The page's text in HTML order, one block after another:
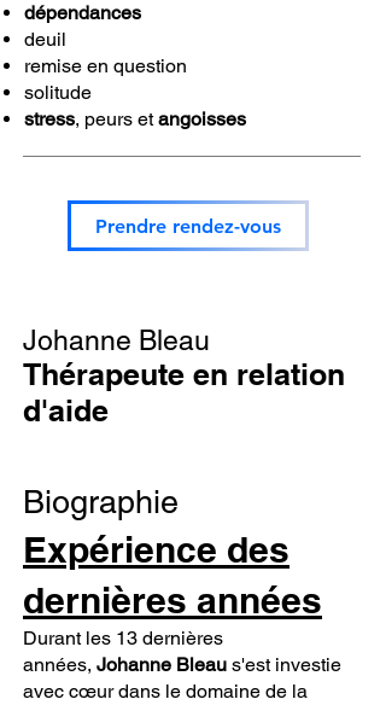
dépendances
deuil
remise en question
solitude
stress, peurs etangoisses
Prendre rendez-vous
Johanne Bleau
Thérapeute en relation
d'aide
Biographie
Expérience des
dernières années
Durant les 13 dernières
années, Johanne Bleau s'est investie
avec cœur dans le domaine de la